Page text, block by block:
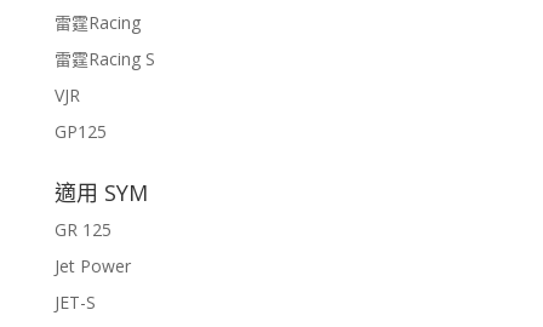
雷霆Racing
雷霆Racing S
VJR
GP125
適用 SYM
GR 125
Jet Power
JET-S